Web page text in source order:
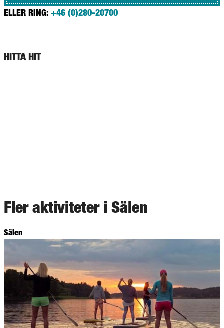
ELLER RING: +46 (0)280-20700
HITTA HIT
Fler aktiviteter i Sälen
Sälen